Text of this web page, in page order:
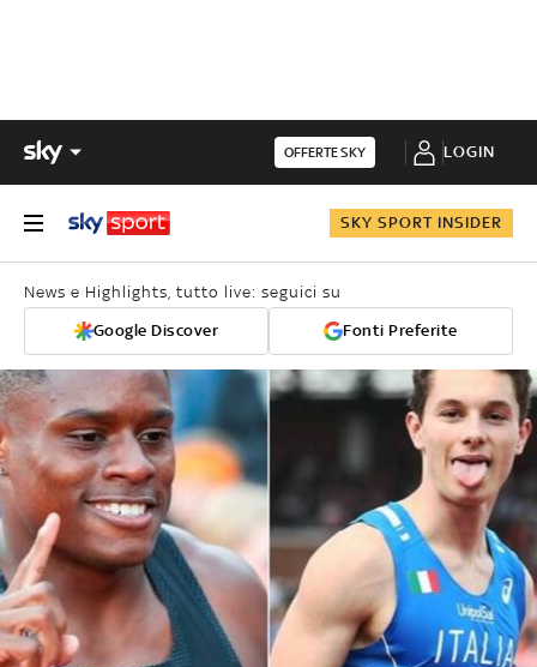
OFFERTE SKY LOGIN
SKY SPORT INSIDER
News e Highlights, tutto live: seguici su
Google Discover Fonti Preferite